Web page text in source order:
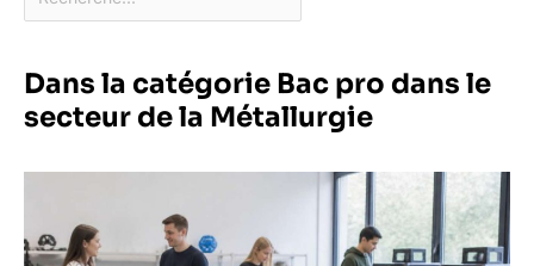
Dans la catégorie Bac pro dans le
secteur de la Métallurgie